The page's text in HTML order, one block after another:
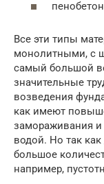
Все эти типы
монолитными, с
самый большой
значительные
возведения
как имеют
замораживания и
водой. Но так
большое
например,